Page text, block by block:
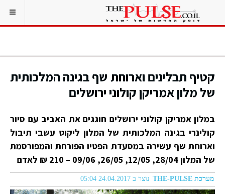
קטיף תבלינים וארוחת שף בגינה המלכותית
של מלון אמריקן קולוני ירושלים
במלון אמריקן קולוני ירושלים חוגגים את האביב עם סיור
קולינרי בגינה המלכותית של המלון ליקוט עשבי תיבול
וארוחת שף עשירה במסעדת הפטיו הפורחת והמפורסמת
של המלון 28/04, 12/05, 26/05, 09/06 – 210 ₪ לאדם
מערכת THE-PULSE נוצר ב 24.04.2017 05:04